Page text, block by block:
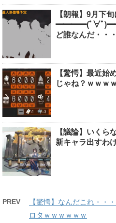
【朗報】9月下
━━━━(ﾟ∀ﾟ
ど誰なんだ・・
【驚愕】最近始
じゃね？ｗｗｗ
【議論】いくら
新キャラ出すわ
PREV
【驚愕】なんだこれ・・
ロタｗｗｗｗｗｗ